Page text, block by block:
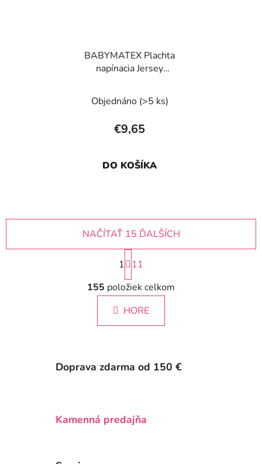
BABYMATEX Plachta
napínacia Jersey
Objednáno (>5 ks)
€9,65
DO KOŠÍKA
O
v
l
á
d
i
v
NAČÍTAŤ 15 ĎALŠÍCH
S
t
r
á
n
k
i
1
11
155 položiek celkom
HORE
Doprava zdarma od 150 €
Kamenná predajňa